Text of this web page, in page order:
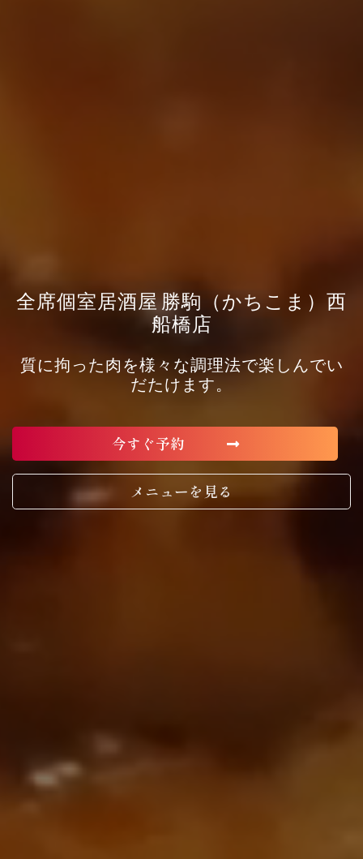
全席個室居酒屋 勝駒（かちこま）西
船橋店
質に拘った肉を様々な調理法で楽しんでい
だたけます。
今すぐ予約
メニューを見る